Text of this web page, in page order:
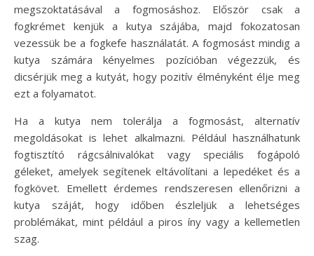
megszoktatásával a fogmosáshoz. Először csak a
fogkrémet kenjük a kutya szájába, majd fokozatosan
vezessük be a fogkefe használatát. A fogmosást mindig a
kutya számára kényelmes pozícióban végezzük, és
dicsérjük meg a kutyát, hogy pozitív élményként élje meg
ezt a folyamatot.
Ha a kutya nem tolerálja a fogmosást, alternatív
megoldásokat is lehet alkalmazni. Például használhatunk
fogtisztító rágcsálnivalókat vagy speciális fogápoló
géleket, amelyek segítenek eltávolítani a lepedéket és a
fogkövet. Emellett érdemes rendszeresen ellenőrizni a
kutya száját, hogy időben észleljük a lehetséges
problémákat, mint például a piros íny vagy a kellemetlen
szag.